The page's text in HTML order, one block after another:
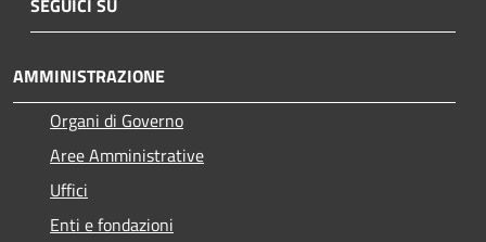
SEGUICI SU
AMMINISTRAZIONE
Organi di Governo
Aree Amministrative
Uffici
Enti e fondazioni